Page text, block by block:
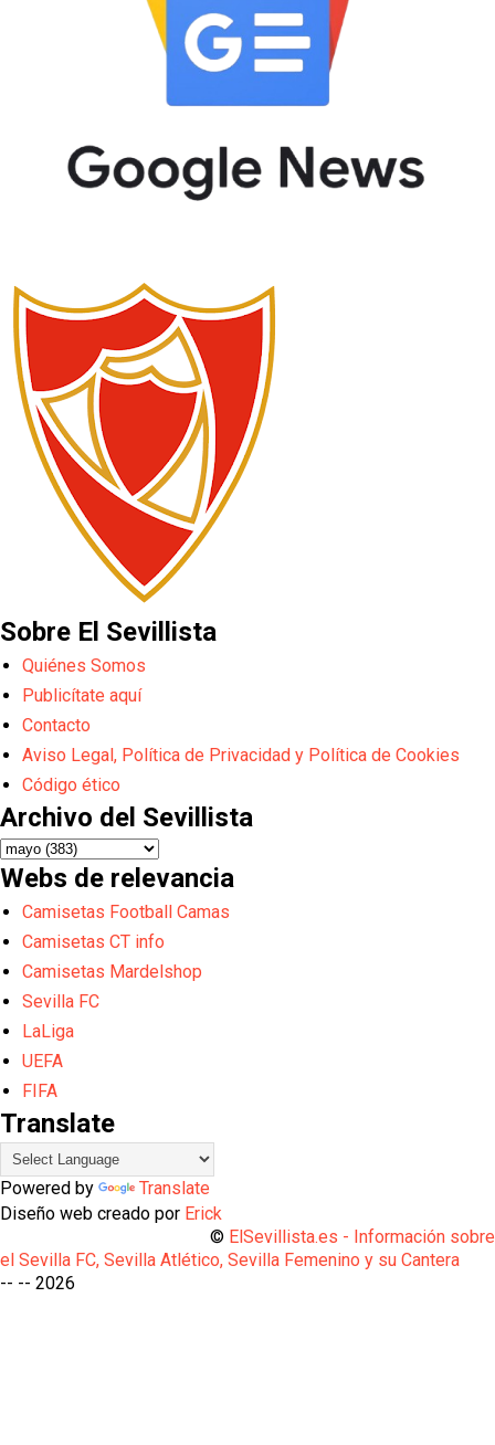
Sobre El Sevillista
Quiénes Somos
Publicítate aquí
Contacto
Aviso Legal, Política de Privacidad y Política de Cookies
Código ético
Archivo del Sevillista
Webs de relevancia
Camisetas Football Camas
Camisetas CT info
Camisetas Mardelshop
Sevilla FC
LaLiga
UEFA
FIFA
Translate
Powered by
Translate
Diseño web creado por Erick
© ElSevillista.es - Información sobre
el Sevilla FC, Sevilla Atlético, Sevilla Femenino y su Cantera
-- -- 2026